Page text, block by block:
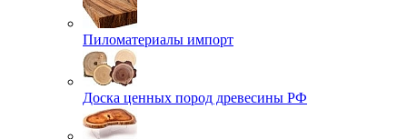
Пиломатериалы импорт
Доска ценных пород древесины РФ